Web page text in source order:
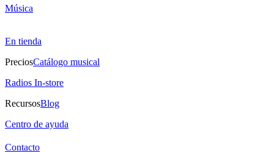
Música
En tienda
PreciosCatálogo musical
Radios In-store
RecursosBlog
Centro de ayuda
Contacto